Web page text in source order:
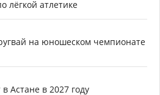
лёгкой атлетике
на юношеском чемпионате
Астане в 2027 году